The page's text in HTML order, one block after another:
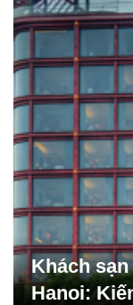
Khách
Hanoi: